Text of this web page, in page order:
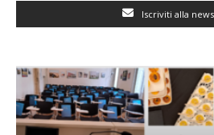
Iscriviti alla